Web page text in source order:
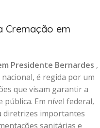
Cremação em
Presidente Bernardes ,
é regida por um
que visam garantir a
pública. Em nível federal,
diretrizes importantes
sanitárias e